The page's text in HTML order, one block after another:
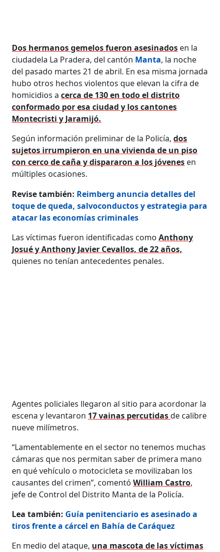
Dos hermanos gemelos fueron asesinados en la
ciudadela La Pradera, del cantón Manta, la noche
del pasado martes 21 de abril. En esa misma jornada
hubo otros hechos violentos que elevan la cifra de
homicidios acerca de 130 en todo el distrito
conformado por esa ciudad y los cantones
Montecristi y Jaramijó.
Según información preliminar de la Policía,dos
sujetos irrumpieron en una vivienda de un piso
con cerco de caña y dispararon a los jóvenes en
múltiples ocasiones.
Revise también: Reimberg anuncia detalles del
toque de queda, salvoconductos y estrategia para
atacar las economías criminales
Las víctimas fueron identificadas comoAnthony
Josué y Anthony Javier Cevallos, de 22 años,
quienes no tenían antecedentes penales.
Agentes policiales llegaron al sitio para acordonar la
escena y levantaron 17 vainas percutidasde calibre
nueve milímetros.
“Lamentablemente en el sector no tenemos muchas
cámaras que nos permitan saber de primera mano
en qué vehículo o motocicleta se movilizaban los
causantes del crimen”, comentóWilliam Castro,
jefe de Control del Distrito Manta de la Policía.
Lea también: Guía penitenciario es asesinado a
tiros frente a cárcel en Bahía de Caráquez
En medio del ataque, una mascota de las víctimas